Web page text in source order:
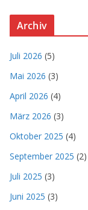
Archiv
Juli 2026 (5)
Mai 2026 (3)
April 2026 (4)
März 2026 (3)
Oktober 2025 (4)
September 2025 (2)
Juli 2025 (3)
Juni 2025 (3)